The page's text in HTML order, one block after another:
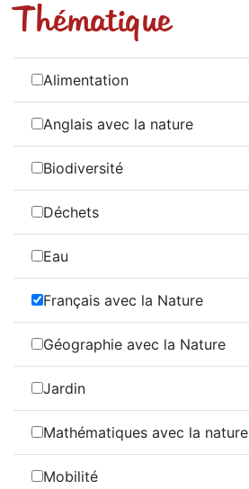
Thématique
Alimentation
Anglais avec la nature
Biodiversité
Déchets
Eau
Français avec la Nature
Géographie avec la Nature
Jardin
Mathématiques avec la nature
Mobilité